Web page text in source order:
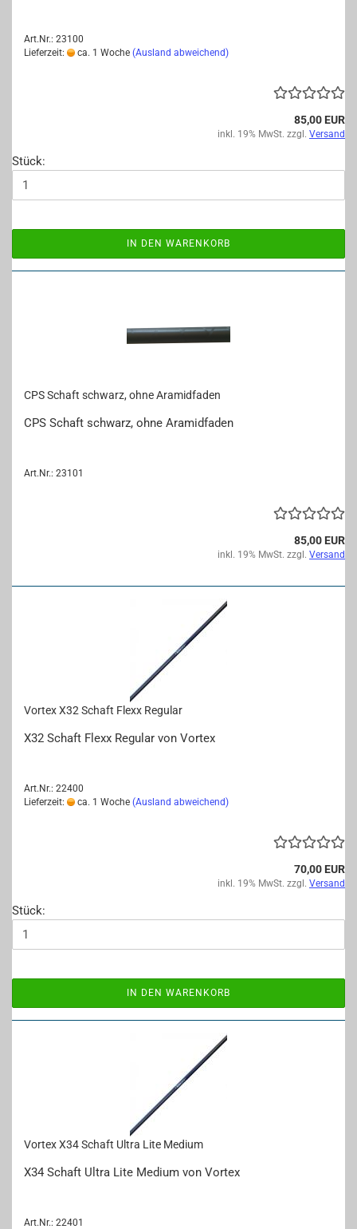
Art.Nr.: 23100
Lieferzeit:
ca. 1 Woche (Ausland abweichend)
85,00 EUR
inkl. 19% MwSt. zzgl. Versand
Stück:
IN DEN WARENKORB
CPS Schaft schwarz, ohne Ara­mid­fa­den
CPS Schaft schwarz, ohne Ara­mid­fa­den
Art.Nr.: 23101
85,00 EUR
inkl. 19% MwSt. zzgl. Versand
Vor­tex X32 Schaft Flexx Re­gu­lar
X32 Schaft Flexx Re­gu­lar von Vor­tex
Art.Nr.: 22400
Lieferzeit:
ca. 1 Woche (Ausland abweichend)
70,00 EUR
inkl. 19% MwSt. zzgl. Versand
Stück:
IN DEN WARENKORB
Vor­tex X34 Schaft Ultra Lite Me­di­um
X34 Schaft Ultra Lite Me­di­um von Vor­tex
Art.Nr.: 22401